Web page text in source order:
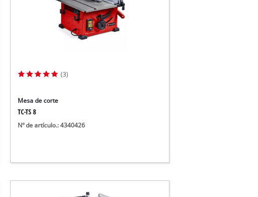
(3)
Mesa de corte
TC-TS 8
Nº de artículo.: 4340426